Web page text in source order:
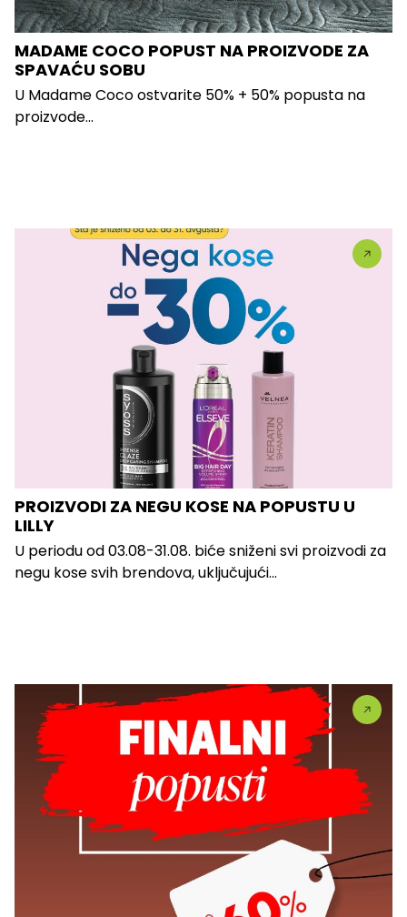
MADAME COCO POPUST NA PROIZVODE ZA
SPAVAĆU SOBU
U Madame Coco ostvarite 50% + 50% popusta na
proizvode...
PROIZVODI ZA NEGU KOSE NA POPUSTU U
LILLY
U periodu od 03.08-31.08. biće sniženi svi proizvodi za
negu kose svih brendova, uključujući...